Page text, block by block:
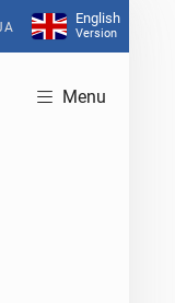
English
Version
Menu